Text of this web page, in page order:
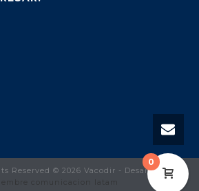
Reserved © 2026 Vacodir - Desarrollo:
0